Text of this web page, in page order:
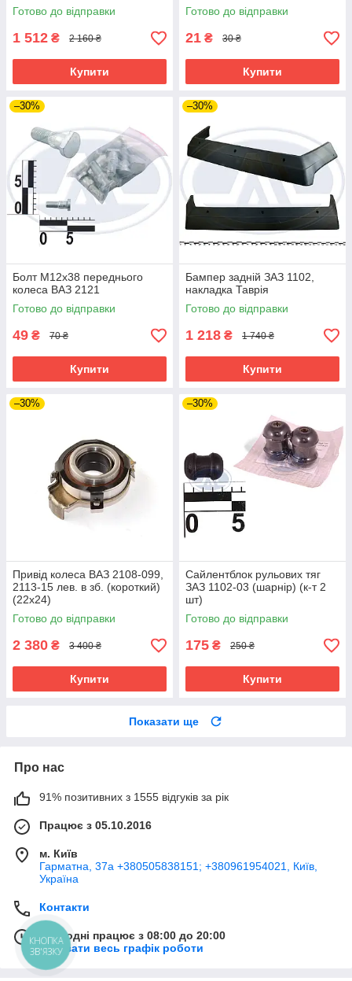
Готово до відправки
1 512 ₴ 2 160 ₴
Купити
Готово до відправки
21 ₴ 30 ₴
Купити
–30%
Болт М12х38 переднього
колеса ВАЗ 2121
Готово до відправки
49 ₴ 70 ₴
Купити
–30%
Бампер задній ЗАЗ 1102,
накладка Таврія
Готово до відправки
1 218 ₴ 1 740 ₴
Купити
–30%
Привід колеса ВАЗ 2108-099,
2113-15 лев. в зб. (короткий)
(22х24)
Готово до відправки
2 380 ₴ 3 400 ₴
Купити
–30%
Сайлентблок рульових тяг
ЗАЗ 1102-03 (шарнір) (к-т 2
шт)
Готово до відправки
175 ₴ 250 ₴
Купити
Показати ще
Про нас
91% позитивних з 1555 відгуків за рік
Працює з 05.10.2016
м. Київ
Гарматна, 37а +380505838151; +380961954021, Київ,
Україна
Контакти
Сьогодні працює з 08:00 до 20:00
Показати весь графік роботи
КНОПКА
ЗВ'ЯЗКУ